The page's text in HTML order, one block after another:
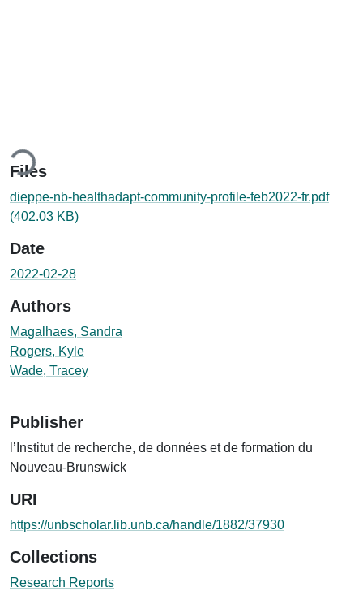
Files
dieppe-nb-healthadapt-community-profile-feb2022-fr.pdf
(402.03 KB)
Date
2022-02-28
Authors
Magalhaes, Sandra
Rogers, Kyle
Wade, Tracey
Publisher
l’Institut de recherche, de données et de formation du
Nouveau-Brunswick
URI
https://unbscholar.lib.unb.ca/handle/1882/37930
Collections
Research Reports